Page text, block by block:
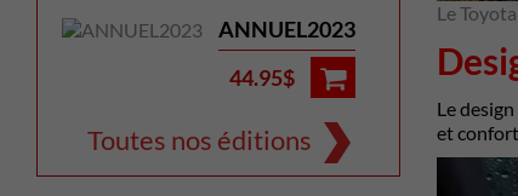
ANNUEL2023
44.95$
Toutes nos éditions
Le
Le
et